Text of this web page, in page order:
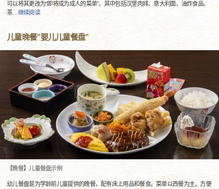
可以将其更改为“即将成为成人的菜单”，其中包括汉堡肉排、意大利面、油炸食品、
茶…继续阅读
儿童晚餐”婴儿儿童餐盘”
【晩餐】儿童餐盘示例
幼儿餐盘是为学龄前儿童提供的晚餐，配有床上用品和餐食。菜单以西餐为主，方便